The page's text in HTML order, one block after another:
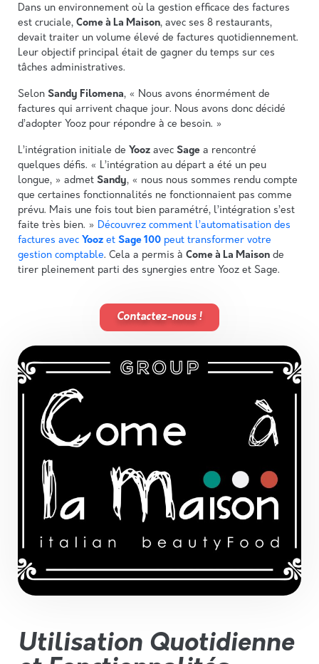
Dans un environnement où la gestion efficace des factures
est cruciale, Come à La Maison, avec ses 8 restaurants,
devait traiter un volume élevé de factures quotidiennement.
Leur objectif principal était de gagner du temps sur ces
tâches administratives.
Selon Sandy Filomena, « Nous avons énormément de
factures qui arrivent chaque jour. Nous avons donc décidé
d’adopter Yooz pour répondre à ce besoin. »
L’intégration initiale de Yooz avec Sage a rencontré
quelques défis. « L’intégration au départ a été un peu
longue, » admet Sandy, « nous nous sommes rendu compte
que certaines fonctionnalités ne fonctionnaient pas comme
prévu. Mais une fois tout bien paramétré, l’intégration s’est
faite très bien. » Découvrez comment l’automatisation des
factures avec Yooz et Sage 100 peut transformer votre
gestion comptable. Cela a permis à Come à La Maison de
tirer pleinement parti des synergies entre Yooz et Sage.
Contactez-nous !
Utilisation Quotidienne